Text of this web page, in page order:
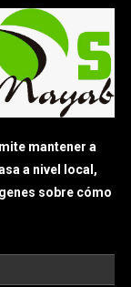
mantener a
a nivel local,
sobre cómo